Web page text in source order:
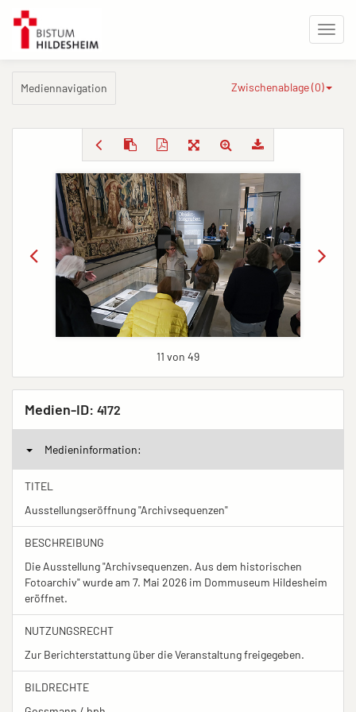
Mediennavigation Zwischenablage (0)
11 von 49
Medien-ID: 4172
Medieninformation:
TITEL
Ausstellungseröffnung "Archivsequenzen"
BESCHREIBUNG
Die Ausstellung "Archivsequenzen. Aus dem historischen
Fotoarchiv" wurde am 7. Mai 2026 im Dommuseum Hildesheim
eröffnet.
NUTZUNGSRECHT
Zur Berichterstattung über die Veranstaltung freigegeben.
BILDRECHTE